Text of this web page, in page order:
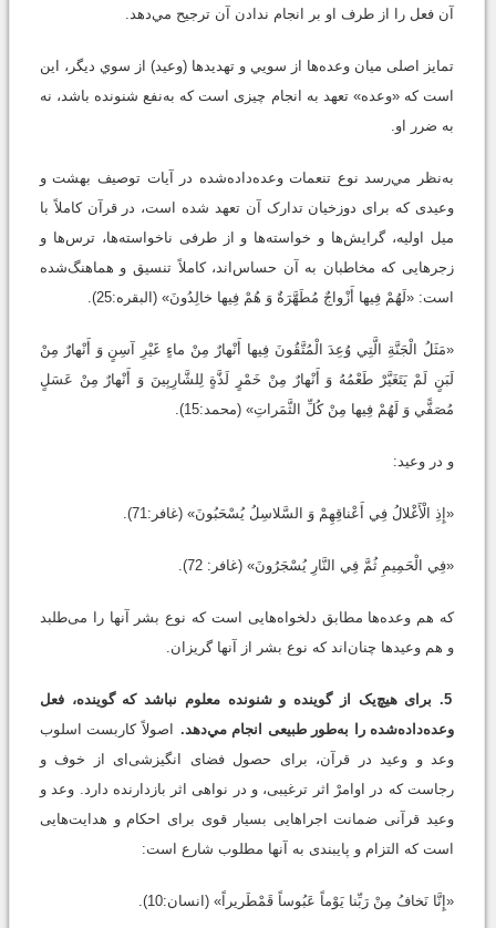
آن فعل را از طرف او بر انجام ندادن آن ترجیح مي‌دهد.
تمایز اصلی میان وعده‌ها از سويي و تهدیدها (وعید) از سوي دیگر، این
است که «وعده» تعهد به انجام چیزی است که به‌نفع شنونده باشد، نه
به ضرر او.
به‌نظر مي‌رسد نوع تنعمات وعده‌داده‌شده در آیات توصیف بهشت و
وعیدی که برای دوزخیان تدارک آن تعهد شده است، در قرآن کاملاً با
میل اولیه، گرایش‌ها و خواسته‌ها و از طرفی ناخواسته‌ها، ترس‌ها و
زجرهایی که مخاطبان به آن حساس‌اند، کاملاً تنسیق و هماهنگ‌شده
است: «لَهُمْ فِيها أَزْواجٌ مُطَهَّرَةٌ وَ هُمْ فِيها خالِدُونَ» (البقره:25).
«مَثَلُ الْجَنَّةِ الَّتِي وُعِدَ الْمُتَّقُونَ فِيها أَنْهارٌ مِنْ ماءٍ غَيْرِ آسِنٍ وَ أَنْهارٌ مِنْ
لَبَنٍ لَمْ يَتَغَيَّرْ طَعْمُهُ وَ أَنْهارٌ مِنْ خَمْرٍ لَذَّةٍ لِلشَّارِبِينَ وَ أَنْهارٌ مِنْ عَسَلٍ
مُصَفًّي وَ لَهُمْ فِيها مِنْ كُلِّ الثَّمَراتِ» (محمد:15).
و در وعید:
«إِذِ الْأَغْلالُ فِي أَعْناقِهِمْ وَ السَّلاسِلُ يُسْحَبُونَ» (غافر:71).
«فِي الْحَمِيمِ ثُمَّ فِي النَّارِ يُسْجَرُونَ» (غافر: 72).
که هم وعده‌ها مطابق دلخواه‌هایی است که نوع بشر آنها را می‌طلبد
و هم وعید‌ها چنان‌اند که نوع بشر از آنها گریزان.
5. برای هیچ‌یک از گوینده و شنونده معلوم نباشد که گوینده، فعل
وعده‌داده‌شده را به‌طور طبیعی انجام مي‌دهد.
اصولاً کاربست اسلوب
وعد و وعید در قرآن، برای حصول فضای انگیزشی‌ای از خوف و
رجاست که در اوامرْ اثر ترغیبی، و در نواهی اثر بازدارنده دارد. وعد و
وعید قرآنی ضمانت اجراهایی بسیار قوی برای احکام و هدایت‌هایی
است که التزام و پایبندی به آنها مطلوب شارع است:
«إِنَّا نَخافُ مِنْ رَبِّنا يَوْماً عَبُوساً قَمْطَريراً» (انسان:10).